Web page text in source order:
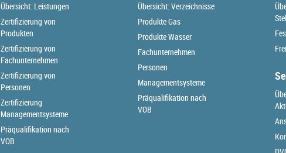
Übersicht: Leistungen
Zertifizierung von
Produkten
Zertifizierung von
Fachunternehmen
Zertifizierung von
Personen
Zertifizierung
Managementsysteme
Präqualifikation nach
VOB
Übersicht: Verzeichnisse
Produkte Gas
Produkte Wasser
Fachunternehmen
Personen
Managementsysteme
Präqualifikation nach
VOB